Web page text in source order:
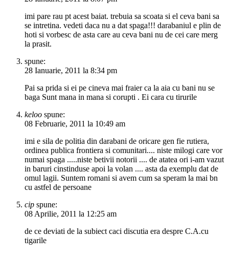
imi pare rau pt acest baiat. trebuia sa scoata si el ceva bani sa
se intretina. vedeti daca nu a dat spaga!!! darabaniul e plin de
hoti si vorbesc de asta care au ceva bani nu de cei care merg
la prasit.
spune:
28 Ianuarie, 2011 la 8:34 pm
Pai sa prida si ei pe cineva mai fraier ca la aia cu bani nu se
baga Sunt mana in mana si corupti . Ei cara cu tirurile
keloo spune:
08 Februarie, 2011 la 10:49 am
imi e sila de politia din darabani de oricare gen fie rutiera,
ordinea publica frontiera si comunitari.... niste milogi care vor
numai spaga .....niste betivii notorii .... de atatea ori i-am vazut
in baruri cinstinduse apoi la volan .... asta da exemplu dat de
omul lagii. Suntem romani si avem cum sa speram la mai bn
cu astfel de persoane
cip spune:
08 Aprilie, 2011 la 12:25 am
de ce deviati de la subiect caci discutia era despre C.A.cu
tigarile